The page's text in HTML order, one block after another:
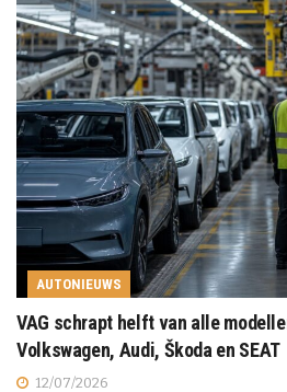
AUTONIEUWS
VAG schrapt helft van alle
Volkswagen, Audi, Škoda en SEAT
12/07/2026